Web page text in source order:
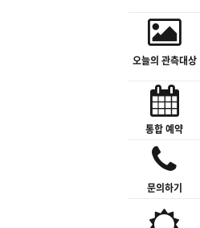
오늘의 관측대상
통합 예약
문의하기